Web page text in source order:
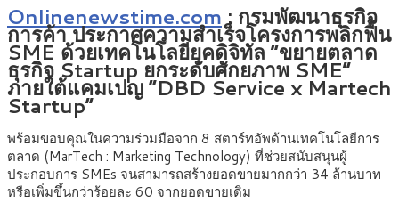
Onlinenewstime.com: กรมพัฒนาธุรกิจ
การค้า ประกาศความสำเร็จโครงการพลิกฟื้น
SME ด้วยเทคโนโลยียุคดิจิทัล “ขยายตลาด
ธุรกิจ Startup ยกระดับศักยภาพ SME”
ภายใต้แคมเปญ “DBD Service x Martech
Startup”
พร้อมขอบคุณในความร่วมมือจาก 8 สตาร์ทอัพด้านเทคโนโลยีการ
ตลาด (MarTech : Marketing Technology) ที่ช่วยสนับสนุนผู้
ประกอบการ SMEs จนสามารถสร้างยอดขายมากกว่า 34 ล้านบาท
หรือเพิ่มขึ้นกว่าร้อยละ 60 จากยอดขายเดิม